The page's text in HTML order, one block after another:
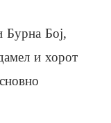
Бурна Бој,
и хорот